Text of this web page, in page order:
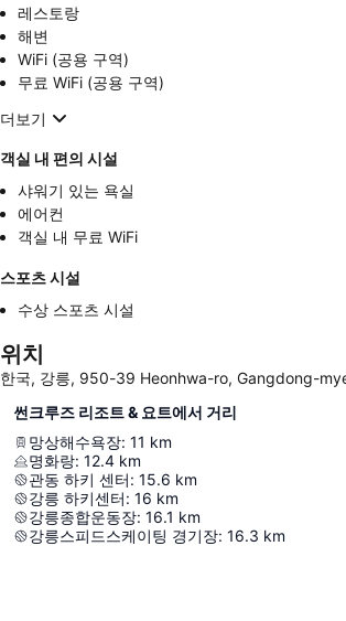
레스토랑
해변
WiFi (공용 구역)
무료 WiFi (공용 구역)
더보기
객실 내 편의 시설
샤워기 있는 욕실
에어컨
객실 내 무료 WiFi
스포츠 시설
수상 스포츠 시설
위치
한국, 강릉, 950-39 Heonhwa-ro, Gangdong-
썬크루즈 리조트 & 요트에서 거리
망상해수욕장: 11 km
명화랑: 12.4 km
관동 하키 센터: 15.6 km
강릉 하키센터: 16 km
강릉종합운동장: 16.1 km
강릉스피드스케이팅 경기장: 16.3 km